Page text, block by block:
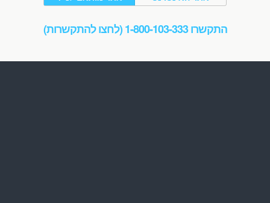
התקשרו 1-800-103-333 (לחצו להתקשרות)